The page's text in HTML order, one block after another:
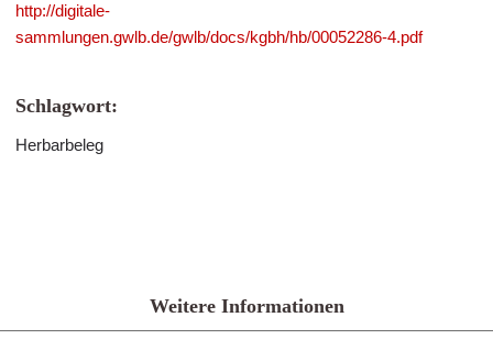
http://digitale-
sammlungen.gwlb.de/gwlb/docs/kgbh/hb/00052286-4.pdf
Schlagwort:
Herbarbeleg
Weitere Informationen